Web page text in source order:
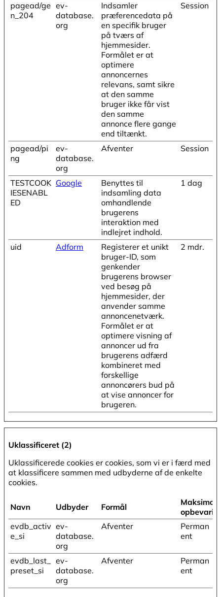
pagead/ge
n_204
ev-
database.
org
Indsamler
præferencedata på
en specifik bruger
på tværs af
hjemmesider.
Formålet er at
optimere
annoncernes
relevans, samt sikre
at den samme
bruger ikke får vist
den samme
annonce flere gange
end tiltænkt.
Session
pagead/pi
ng
ev-
database.
org
Afventer Session
TESTCOOK
IESENABL
ED
Google
Benyttes til
indsamling data
omhandlende
brugerens
interaktion med
indlejret indhold.
1 dag
uid Adform
Registerer et unikt
bruger-ID, som
genkender
brugerens browser
ved besøg på
hjemmesider, der
anvender samme
annoncenetværk.
Formålet er at
optimere visning af
annoncer ud fra
brugerens adfærd
kombineret med
forskellige
annoncørers bud på
at vise annoncer for
brugeren.
2 mdr.
Uklassificeret (2)
Uklassificerede cookies er cookies, som vi er i færd med
at klassificere sammen med udbyderne af de enkelte
cookies.
Navn Udbyder Formål
Maksimal
evdb_activ
e_si
ev-
database.
org
Afventer
Perman
ent
evdb_last_
preset_si
ev-
database.
org
Afventer
Perman
ent